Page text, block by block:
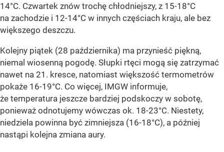
14°C. Czwartek znów trochę chłodniejszy, z 15-18°C
na zachodzie i 12-14°C w innych częściach kraju, ale bez
większego deszczu.
Kolejny piątek (28 października) ma przynieść piękną,
niemal wiosenną pogodę. Słupki rtęci mogą się zatrzymać
nawet na 21. kresce, natomiast większość termometrów
pokaże 16-19°C. Co więcej, IMGW informuje,
że temperatura jeszcze bardziej podskoczy w sobotę,
ponieważ odnotujemy wówczas ok. 18-23°C. Niestety,
niedziela powinna być zimniejsza (16-18°C), a później
nastąpi kolejna zmiana aury.